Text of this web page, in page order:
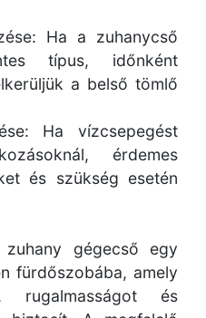
Ha a zuhanycső
típus, időnként
a belső tömlő
Ha vízcsepegést
érdemes
és szükség esetén
gégecső egy
fürdőszobába, amely
rugalmasságot és